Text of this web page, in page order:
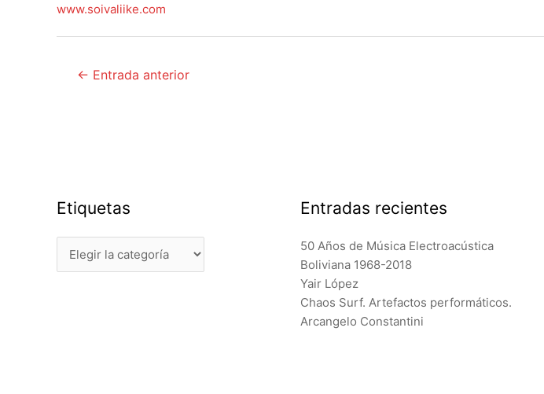
www.soivaliike.com
Navegación
← Entrada anterior
Etiquetas Entradas recientes
50 Años de Música Electroacústica
Boliviana 1968-2018
Yair López
Chaos Surf. Artefactos performáticos.
Arcangelo Constantini